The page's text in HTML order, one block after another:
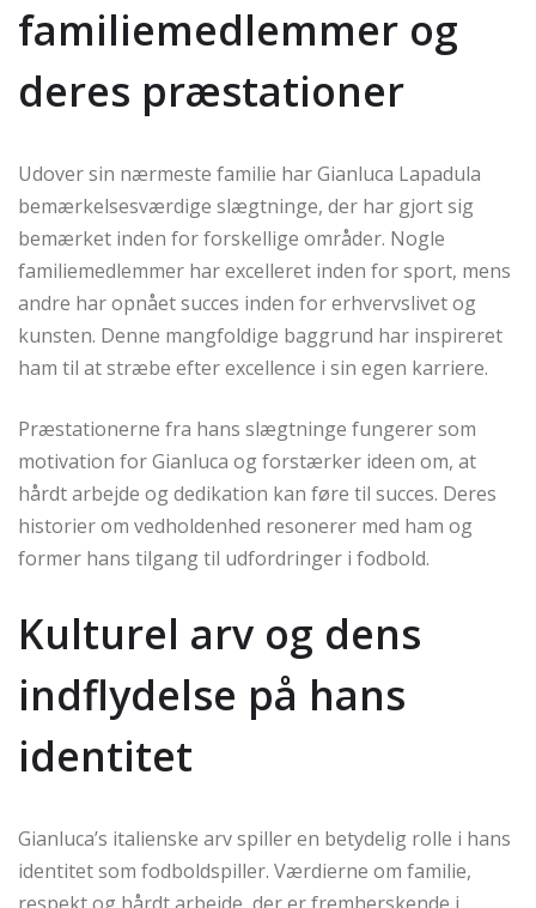
familiemedlemmer og
deres præstationer
Udover sin nærmeste familie har Gianluca Lapadula
bemærkelsesværdige slægtninge, der har gjort sig
bemærket inden for forskellige områder. Nogle
familiemedlemmer har excelleret inden for sport, mens
andre har opnået succes inden for erhvervslivet og
kunsten. Denne mangfoldige baggrund har inspireret
ham til at stræbe efter excellence i sin egen karriere.
Præstationerne fra hans slægtninge fungerer som
motivation for Gianluca og forstærker ideen om, at
hårdt arbejde og dedikation kan føre til succes. Deres
historier om vedholdenhed resonerer med ham og
former hans tilgang til udfordringer i fodbold.
Kulturel arv og dens
indflydelse på hans
identitet
Gianluca’s italienske arv spiller en betydelig rolle i hans
identitet som fodboldspiller. Værdierne om familie,
respekt og hårdt arbejde, der er fremherskende i